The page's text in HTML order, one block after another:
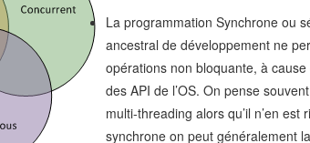
La programmation Synchrone ou
ancestral de développement ne
opérations non bloquante, à
des API de l’OS. On pense
multi-threading alors qu’il n’en est
synchrone on peut généralement